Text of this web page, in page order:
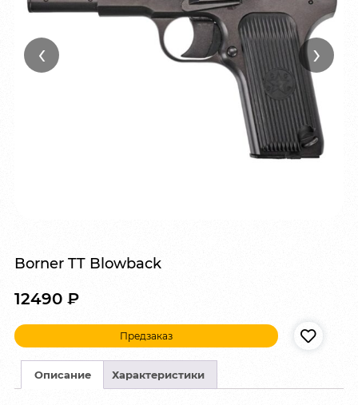
‹ ›
Borner TT Blowback
12490 ₽
Предзаказ
Описание Характеристики